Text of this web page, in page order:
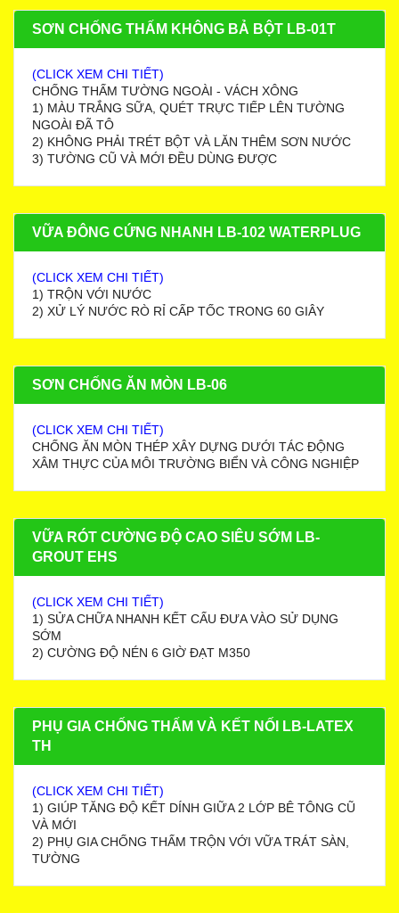
SƠN CHỐNG THẤM KHÔNG BẢ BỘT LB-01T
(CLICK XEM CHI TIẾT)
CHỐNG THẤM TƯỜNG NGOÀI - VÁCH XÔNG
1) MÀU TRẮNG SỮA, QUÉT TRỰC TIẾP LÊN TƯỜNG
NGOÀI ĐÃ TÔ
2) KHÔNG PHẢI TRÉT BỘT VÀ LĂN THÊM SƠN NƯỚC
3) TƯỜNG CŨ VÀ MỚI ĐỀU DÙNG ĐƯỢC
VỮA ĐÔNG CỨNG NHANH LB-102 WATERPLUG
(CLICK XEM CHI TIẾT)
1) TRỘN VỚI NƯỚC
2) XỬ LÝ NƯỚC RÒ RỈ CẤP TỐC TRONG 60 GIÂY
SƠN CHỐNG ĂN MÒN LB-06
(CLICK XEM CHI TIẾT)
CHỐNG ĂN MÒN THÉP XÂY DỰNG DƯỚI TÁC ĐỘNG
XÂM THỰC CỦA MÔI TRƯỜNG BIỂN VÀ CÔNG NGHIỆP
VỮA RÓT CƯỜNG ĐỘ CAO SIÊU SỚM LB-
GROUT EHS
(CLICK XEM CHI TIẾT)
1) SỬA CHỮA NHANH KẾT CẤU ĐƯA VÀO SỬ DỤNG
SỚM
2) CƯỜNG ĐỘ NÉN 6 GIỜ ĐẠT M350
PHỤ GIA CHỐNG THẤM VÀ KẾT NỐI LB-LATEX
TH
(CLICK XEM CHI TIẾT)
1) GIÚP TĂNG ĐỘ KẾT DÍNH GIỮA 2 LỚP BÊ TÔNG CŨ
VÀ MỚI
2) PHỤ GIA CHỐNG THẤM TRỘN VỚI VỮA TRÁT SÀN,
TƯỜNG